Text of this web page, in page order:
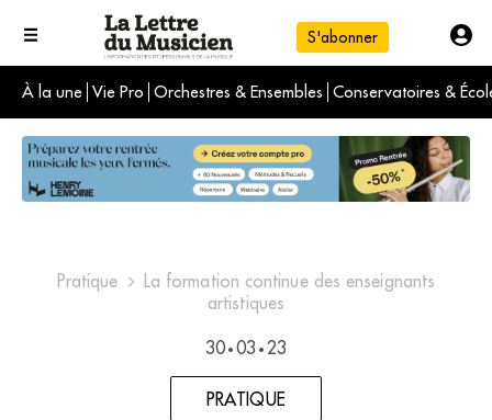
S'abonner
À la une Vie Pro Orchestres & Ensembles Conservatoires &
L'info du jour
Le numéro du mois
International
Pratique
La formation continue des enseignants
artistiques
30 • 03 • 23
PRATIQUE